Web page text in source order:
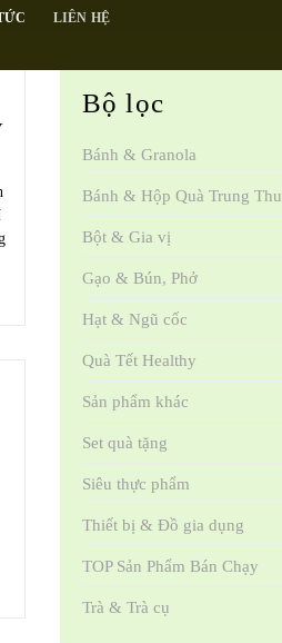
LIÊN HỆ
Bộ lọc
Bánh & Granola
Bánh & Hộp Quà Trung Thu
Bột & Gia vị
Gạo & Bún, Phở
Hạt & Ngũ cốc
Quà Tết Healthy
Sản phẩm khác
Set quà tặng
Siêu thực phẩm
Thiết bị & Đồ gia dụng
TOP Sản Phẩm Bán Chạy
Trà & Trà cụ